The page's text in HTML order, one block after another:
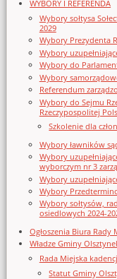
WYBORY I REFERENDA
Wybory sołtysa
2029
Wybory Prezydenta
Wybory
Wybory do
Wybory
Referendum
Wybory do Sejmu
Rzeczypospolitej
Szkolenie dla
Wybory ławników
Wybory
wyborczym nr 3
Wybory
Wybory
Wybory sołtysów,
osiedlowych 2024-
Ogłoszenia Biura Rady
Władze Gminy
Rada Miejska
Statut Gminy